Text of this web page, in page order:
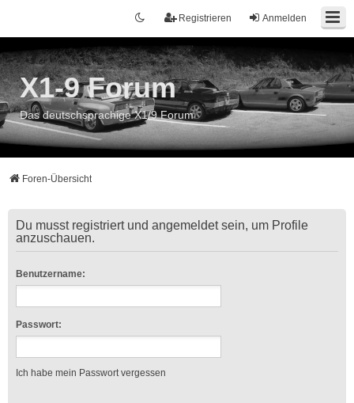
Anmelden
Registrieren
X1-9 Forum
Das deutschsprachige X1/9 Forum
Foren-Übersicht
Du musst registriert und angemeldet sein, um Profile
anzuschauen.
Benutzername:
Passwort:
Ich habe mein Passwort vergessen